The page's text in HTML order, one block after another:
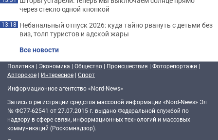
через стекло одной кнопкой
13:18 Небанальный отпуск 2026: куда тайно рвануть с детьми без
виз, толп туристов и адской жары
Все новости
Политика | Экономика | Общество | Происшествия | Фоторепортажи |
Авторское | Интересное | Спорт
Информационное агентство «Nord-News»
Запись о регистрации средства массовой информации «Nord-News» Эл
№ ФС77-62541 от 27.07.2015 г. выдано Федеральной службой по
надзору в сфере связи, информационных технологий и массовых
коммуникаций (Роскомнадзор).